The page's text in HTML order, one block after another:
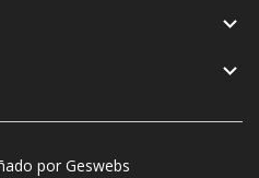


por Geswebs